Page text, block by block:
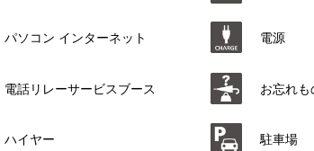
パソコン インターネット 電源
電話リレーサービスブース お忘れも
ハイヤー 駐車場